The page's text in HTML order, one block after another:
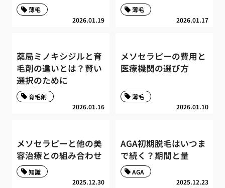
2026.01.19
薄毛
2026.01.17
薄毛
薬局ミノキシジルと育
毛剤の違いとは？賢い
選択のために
2026.01.16
育毛剤
メソセラピーの費用と
医療機関の選び方
2026.01.10
薄毛
メソセラピーと他の美
容治療との組み合わせ
2025.12.30
知識
AGA初期脱毛はいつま
で続く？期間と量
2025.12.23
AGA